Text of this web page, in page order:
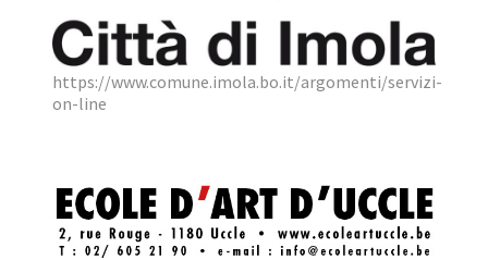
https://www.comune.imola.bo.it/argomenti/servizi-
on-line